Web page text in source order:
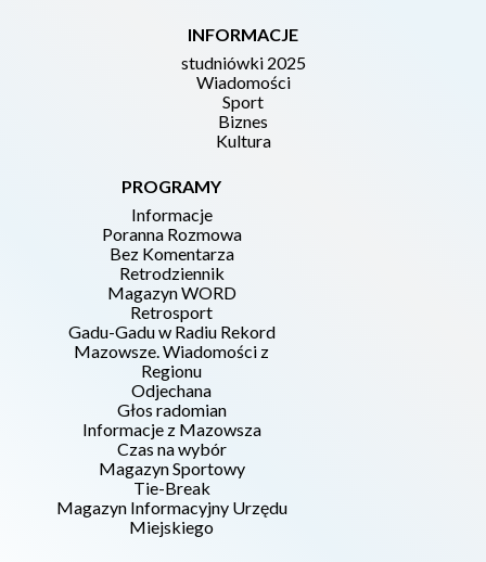
INFORMACJE
studniówki 2025
Wiadomości
Sport
Biznes
Kultura
PROGRAMY
Informacje
Poranna Rozmowa
Bez Komentarza
Retrodziennik
Magazyn WORD
Retrosport
Gadu-Gadu w Radiu Rekord
Mazowsze. Wiadomości z
Regionu
Odjechana
Głos radomian
Informacje z Mazowsza
Czas na wybór
Magazyn Sportowy
Tie-Break
Magazyn Informacyjny Urzędu
Miejskiego